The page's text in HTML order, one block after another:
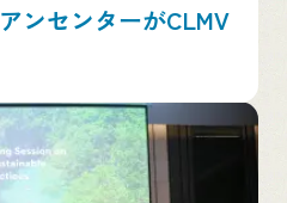
ンセンターがCLMV